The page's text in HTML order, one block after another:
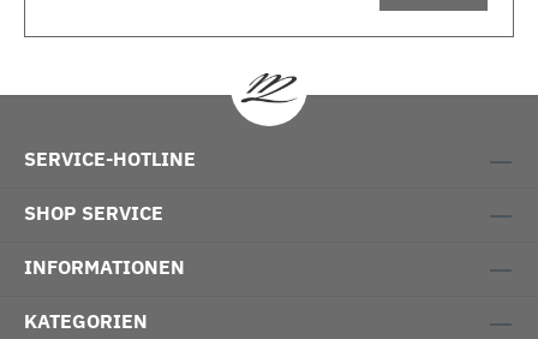
SERVICE-HOTLINE
SHOP SERVICE
INFORMATIONEN
KATEGORIEN